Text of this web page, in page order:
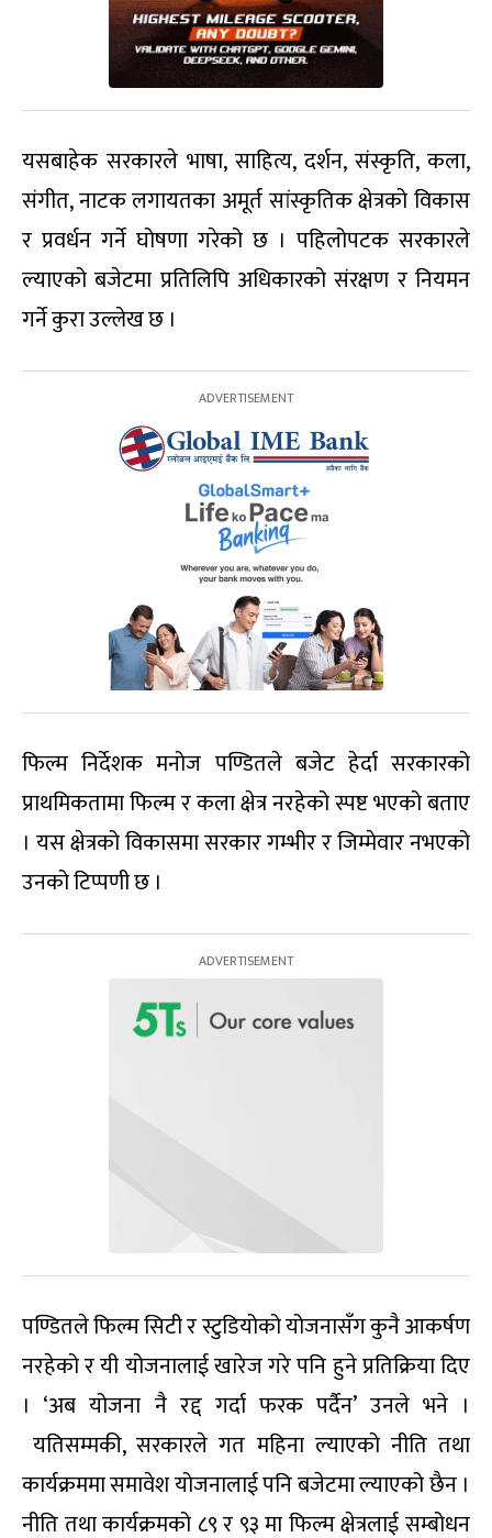
यसबाहेक सरकारले भाषा, साहित्य, दर्शन, संस्कृति, कला,
संगीत, नाटक लगायतका अमूर्त सांस्कृतिक क्षेत्रको विकास
र प्रवर्धन गर्ने घोषणा गरेको छ । पहिलोपटक सरकारले
ल्याएको बजेटमा प्रतिलिपि अधिकारको संरक्षण र नियमन
गर्ने कुरा उल्लेख छ ।
फिल्म निर्देशक मनोज पण्डितले बजेट हेर्दा सरकारको
प्राथमिकतामा फिल्म र कला क्षेत्र नरहेको स्पष्ट भएको बताए
। यस क्षेत्रको विकासमा सरकार गम्भीर र जिम्मेवार नभएको
उनको टिप्पणी छ ।
पण्डितले फिल्म सिटी र स्टुडियोको योजनासँग कुनै आकर्षण
नरहेको र यी योजनालाई खारेज गरे पनि हुने प्रतिक्रिया दिए
। ‘अब योजना नै रद्द गर्दा फरक पर्दैन’ उनले भने ।
यतिसम्मकी, सरकारले गत महिना ल्याएको नीति तथा
कार्यक्रममा समावेश योजनालाई पनि बजेटमा ल्याएको छैन ।
नीति तथा कार्यक्रमको ८९ र ९३ मा फिल्म क्षेत्रलाई सम्बोधन